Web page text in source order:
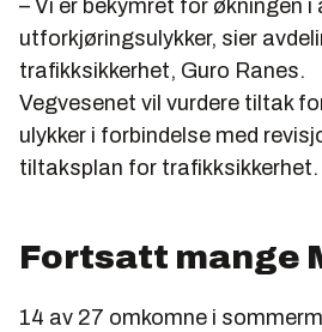
– Vi er bekymret for økningen
utforkjøringsulykker, sier
trafikksikkerhet, Guro Ranes.
Vegvesenet vil vurdere tiltak
ulykker i forbindelse med
tiltaksplan for trafikksikkerhet.
Fortsatt mange
14 av 27 omkomne i